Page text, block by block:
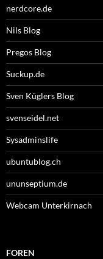
nerdcore.de
Nils Blog
Pregos Blog
Suckup.de
Sven Küglers Blog
svenseidel.net
Sysadminslife
ubuntublog.ch
ununseptium.de
Webcam Unterkirnach
FOREN